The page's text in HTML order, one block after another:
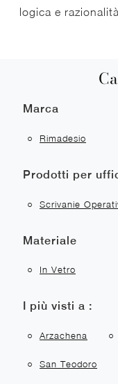
logica e
Marca
Rimadesio
Prodotti per
Scrivanie
Materiale
In Vetro
I più visti a :
Arzachena
San Teodoro